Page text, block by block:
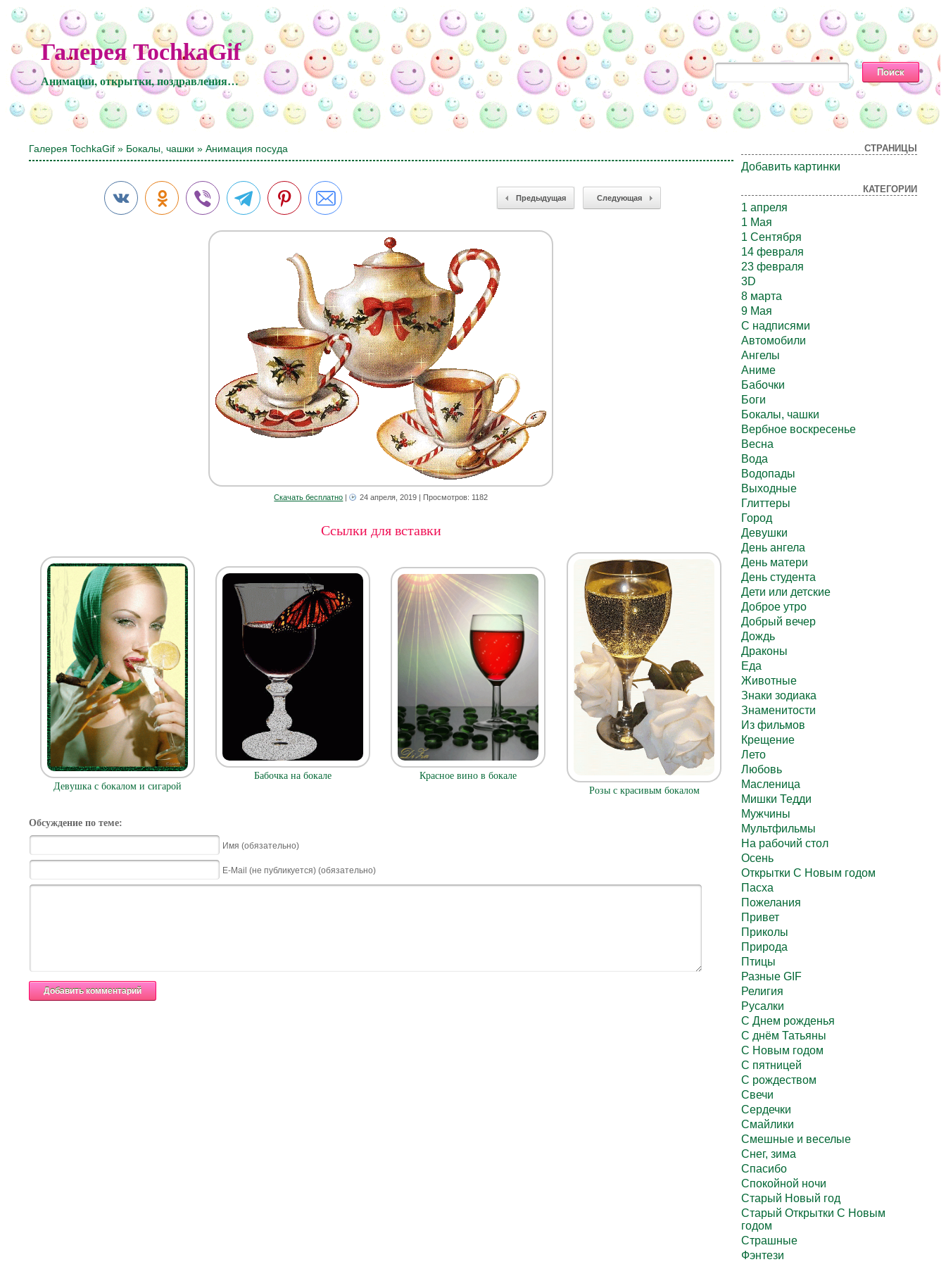
Галерея TochkaGif
Анимации, открытки, поздравления…
Галерея TochkaGif » Бокалы, чашки » Анимация посуда
Предыдущая Следующая
Скачать бесплатно | 24 апреля, 2019 | Просмотров: 1182
Ссылки для вставки
Девушка с бокалом и сигарой
Бабочка на бокале
Красное вино в бокале
Розы с красивым бокалом
Обсуждение по теме:
Имя (обязательно)
E-Mail (не публикуется) (обязательно)
СТРАНИЦЫ
Добавить картинки
КАТЕГОРИИ
1 апреля
1 Мая
1 Сентября
14 февраля
23 февраля
3D
8 марта
9 Мая
C надписями
Автомобили
Ангелы
Аниме
Бабочки
Боги
Бокалы, чашки
Вербное воскресенье
Весна
Вода
Водопады
Выходные
Глиттеры
Город
Девушки
День ангела
День матери
День студента
Дети или детские
Доброе утро
Добрый вечер
Дождь
Драконы
Еда
Животные
Знаки зодиака
Знаменитости
Из фильмов
Крещение
Лето
Любовь
Масленица
Мишки Тедди
Мужчины
Мультфильмы
На рабочий стол
Осень
Открытки С Новым годом
Пасха
Пожелания
Привет
Приколы
Природа
Птицы
Разные GIF
Религия
Русалки
С Днем рожденья
С днём Татьяны
С Новым годом
С пятницей
С рождеством
Свечи
Сердечки
Смайлики
Смешные и веселые
Снег, зима
Спасибо
Спокойной ночи
Старый Новый год
Старый Открытки С Новым
годом
Страшные
Фэнтези